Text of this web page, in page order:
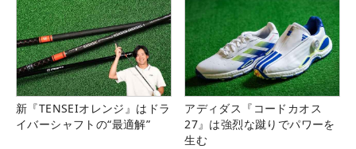
新『TENSEIオレンジ』はドラ
イバーシャフトの“最適解”
アディダス『コードカオス
27』は強烈な蹴りでパワーを
生む